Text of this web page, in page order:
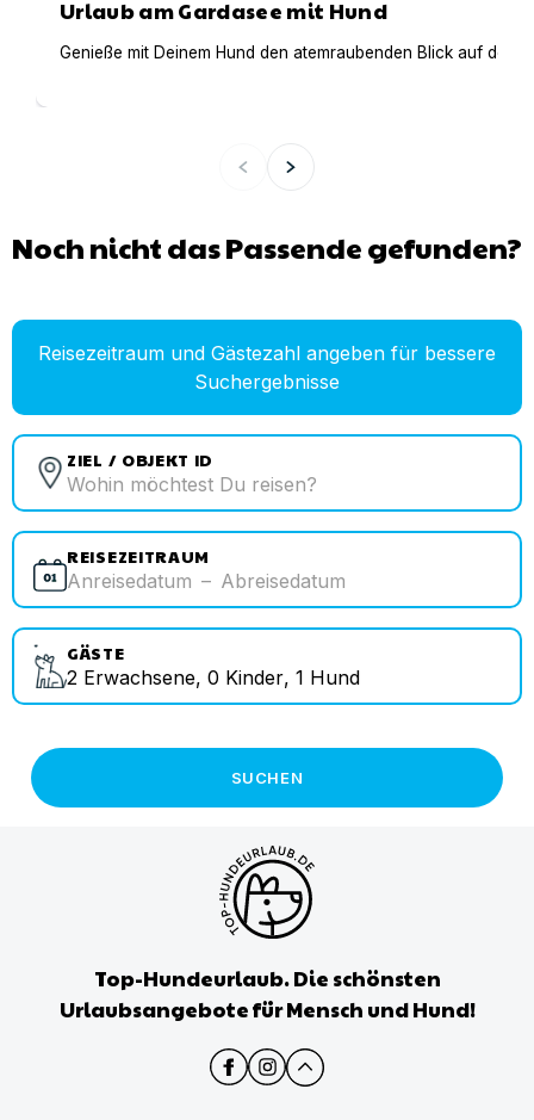
Urlaub am Gardasee mit Hund
Genieße mit Deinem Hund den atemraubenden Blick auf den
Noch nicht das Passende gefunden?
Reisezeitraum und Gästezahl angeben für bessere
Suchergebnisse
ZIEL / OBJEKT ID
REISEZEITRAUM
Anreisedatum – Abreisedatum
GÄSTE
2 Erwachsene, 0 Kinder, 1 Hund
SUCHEN
Top-Hundeurlaub. Die schönsten
Urlaubsangebote für Mensch und Hund!